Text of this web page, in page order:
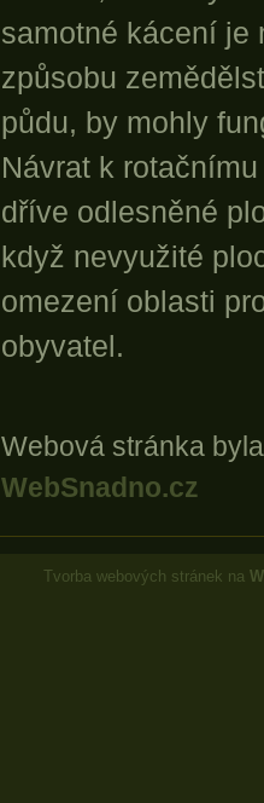
samotné kácení je
způsobu
půdu, by mohly
Návrat k
dříve odlesněné
když nevyužité
omezení oblasti
obyvatel.
Webová stránka
WebSnadno.cz
Tvorba webových stránek na